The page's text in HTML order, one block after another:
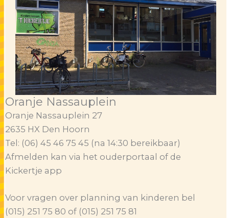
Oranje Nassauplein
Oranje Nassauplein 27
2635 HX Den Hoorn
Tel: (06) 45 46 75 45 (na 14:30 bereikbaar)
Afmelden kan via het ouderportaal of de
Kickertje app
Voor vragen over planning van kinderen bel
(015) 251 75 80 of (015) 251 75 81